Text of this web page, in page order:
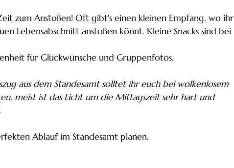
zum Anstoßen! Oft gibt's einen kleinen Empfang, wo ihr
Lebensabschnitt anstoßen könnt. Kleine Snacks sind bei
für Glückwünsche und Gruppenfotos.
aus dem Standesamt solltet ihr euch bei wolkenlosem
meist ist das Licht um die Mittagszeit sehr hart und
Ablauf im Standesamt planen.